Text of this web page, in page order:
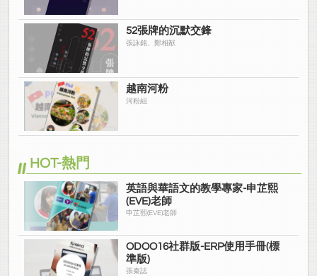
52張牌的沉默交鋒
張詠銘、鄭相猷
越南河粉
河粉組
HOT-熱門
英語與華語文的教學專家-申芷熙
(EVE)老師
申芷熙(EVE)老師
ODOO16社群版-ERP使用手冊(標
準版)
張秦誌